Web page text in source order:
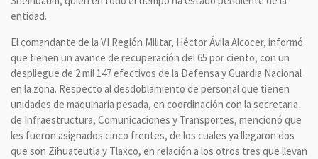
entidad.
El comandante de la VI Región Militar, Héctor Ávila Alcocer, informó
que tienen un avance de recuperación del 65 por ciento, con un
despliegue de 2 mil 147 efectivos de la Defensa y Guardia Nacional
en la zona. Respecto al desdoblamiento de personal que tienen
unidades de maquinaria pesada, en coordinación con la secretaria
de Infraestructura, Comunicaciones y Transportes, mencionó que
les fueron asignados cinco frentes, de los cuales ya llegaron dos
que son Zihuateutla y Tlaxco, en relación a los otros tres que llevan